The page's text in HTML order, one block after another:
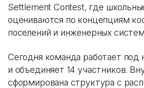
Settlement Contest, где
оцениваются по концепциям
поселений и инженерных
Сегодня команда работает под
и объединяет 14 участников.
сформирована структура с